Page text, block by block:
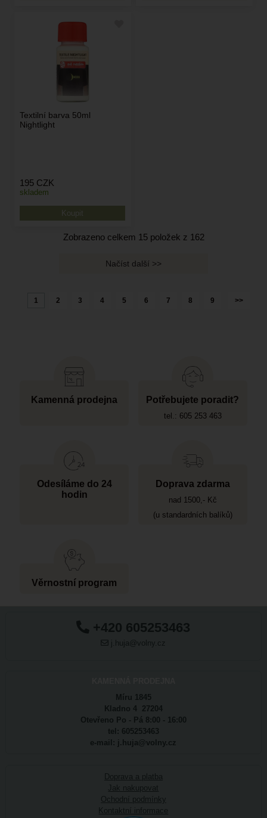
Textilní barva 50ml
Nightlight
skladem
195 CZK
Zobrazeno celkem 15položek z 162
1 2 3 4 5 6 7 8 9 >>
Kamenná prodejna Potřebujete poradit?
tel.: 605 253 463
Odesíláme do 24
hodin
Doprava zdarma
nad 1500,- Kč
(u standardních balíků)
Věrnostní program
+420 605253463
j.huja@volny.cz
Míru 1845
Kladno 4 27204
Otevřeno Po - Pá 8:00 - 16:00
tel: 605253463
e-mail: j.huja@volny.cz
Doprava a platba
Jak nakupovat
Ochodní podmínky
Kontaktní informace